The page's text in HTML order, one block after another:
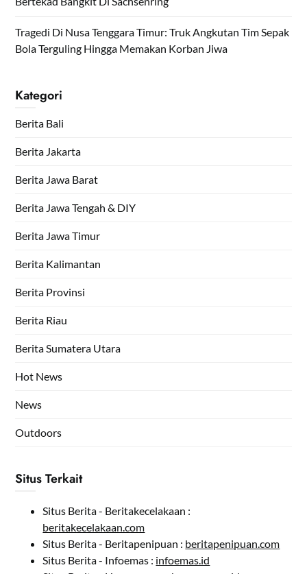
Tragedi Di Nusa Tenggara Timur: Truk Angkutan Tim Sepak
Bola Terguling Hingga Memakan Korban Jiwa
Kategori
Berita Bali
Berita Jakarta
Berita Jawa Barat
Berita Jawa Tengah & DIY
Berita Jawa Timur
Berita Kalimantan
Berita Provinsi
Berita Riau
Berita Sumatera Utara
Hot News
News
Outdoors
Situs Terkait
Situs Berita - Beritakecelakaan :
beritakecelakaan.com
Situs Berita - Beritapenipuan : beritapenipuan.com
Situs Berita - Infoemas : infoemas.id